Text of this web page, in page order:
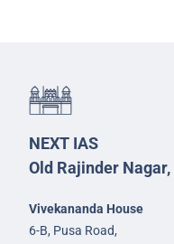
NEXT IAS
Old Rajinder
Vivekananda House
6-B, Pusa Road,